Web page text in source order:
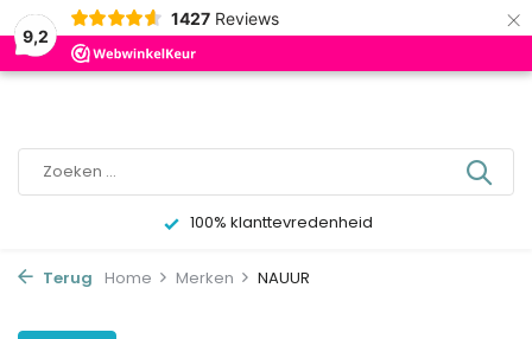
9,2
1427 Reviews ×
0
100% klanttevredenheid
Terug Home Merken NAUUR